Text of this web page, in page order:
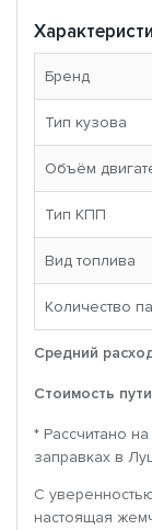
Бренд
Тип кузова
Объём
Тип КПП
Вид топлива
Количество
Средний
Стоимость
* Рассчитано
заправках в
С
настоящая